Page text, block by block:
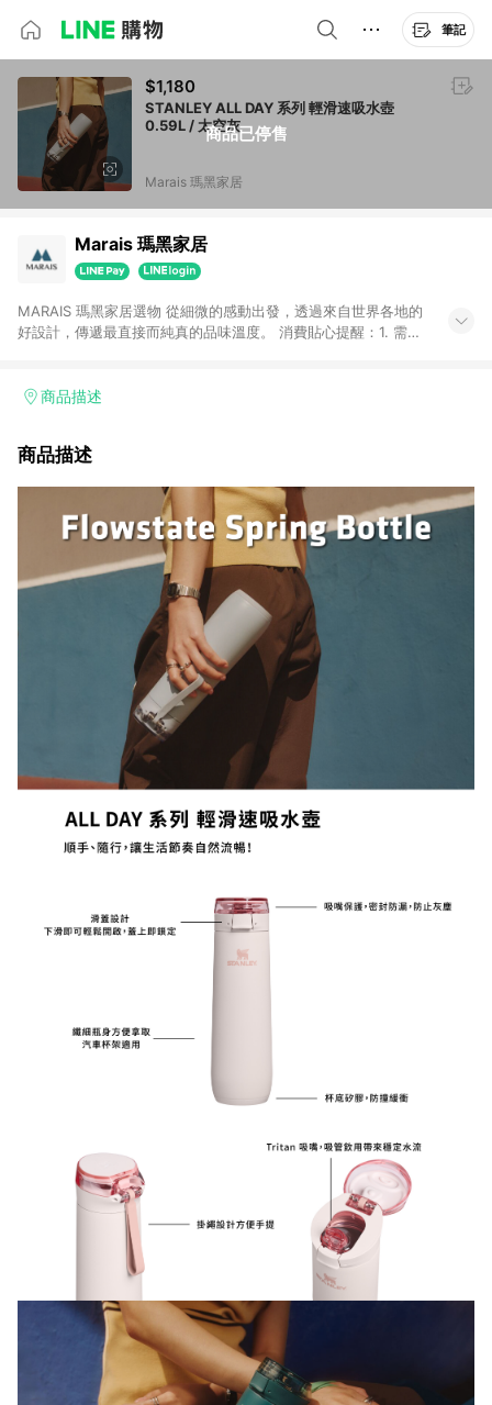
筆記
商品已停售
$1,180
STANLEY ​​​ALL DAY 系列 輕滑速吸水壺
0.59L / 太空灰
Marais 瑪黑家居
Marais 瑪黑家居
MARAIS 瑪黑家居選物 從細微的感動出發，透過來自世界各地的
好設計，傳遞最直接而純真的品味溫度。 消費貼心提醒：1. 需透
APP下單，將不符合贈點資格。 3. 點數將於出貨後60天前後發
商品描述
商品描述